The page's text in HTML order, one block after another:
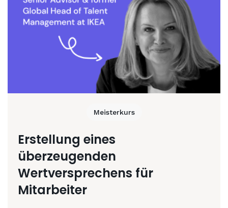
Meisterkurs
Erstellung eines
überzeugenden
Wertversprechens für
Mitarbeiter